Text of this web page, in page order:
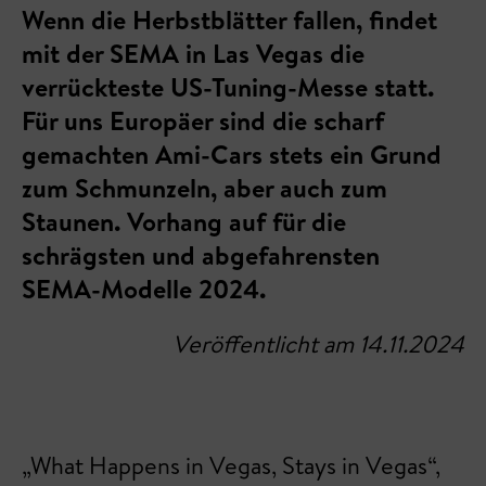
Wenn die Herbstblätter fallen, findet
mit der SEMA in Las Vegas die
verrückteste US-Tuning-Messe statt.
Für uns Europäer sind die scharf
gemachten Ami-Cars stets ein Grund
zum Schmunzeln, aber auch zum
Staunen. Vorhang auf für die
schrägsten und abgefahrensten
SEMA-Modelle 2024.
Veröffentlicht am 14.11.2024
„What Happens in Vegas, Stays in Vegas“,